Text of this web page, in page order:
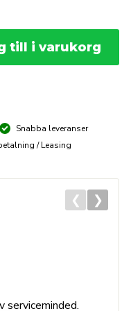
till i varukorg
Snabba leveranser
/ Leasing
serviceminded.
❮ ❯